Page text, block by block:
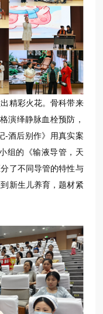
精彩火花。骨科带来
演绎静脉血栓预防，
-酒后别作》用真实案
组的《输液导管，天
了不同导管的特性与
新生儿养育，题材紧